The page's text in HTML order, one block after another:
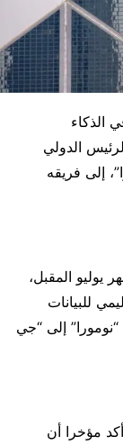
الذكاء
الدولي
إلى فريقه
يوليو المقبل،
للبيانات
إلى “جي
مؤخرا أن